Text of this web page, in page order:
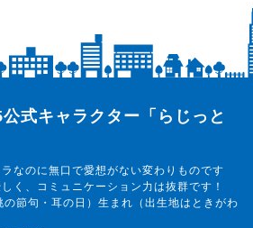
式キャラクター「らじっと
なのに無口で愛想がない変わりものです
く、コミュニケーション力は抜群です！
の節句・耳の日）生まれ（出生地はときがわ